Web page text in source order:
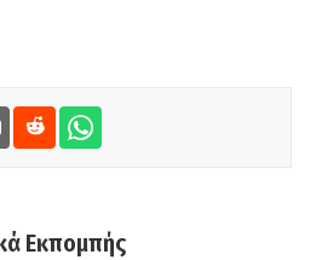
Εκπομπής